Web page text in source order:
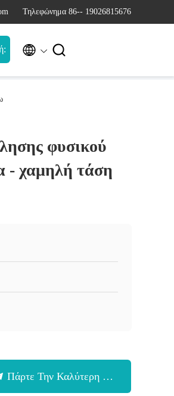
Τηλεφώνημα 86-- 19026815676
 
φυσικού
- χαμηλή τάση
Πάρτε Την Καλύτερη Τιμή